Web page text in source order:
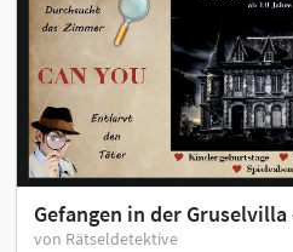
Gefangen in der Gruselvilla
von Rätseldetektive